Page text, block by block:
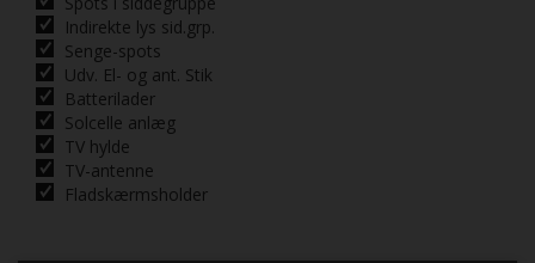
Indirekte lys sid.grp.
Senge-spots
Udv. El- og ant. Stik
Batterilader
Solcelle anlæg
TV hylde
TV-antenne
Fladskærmsholder